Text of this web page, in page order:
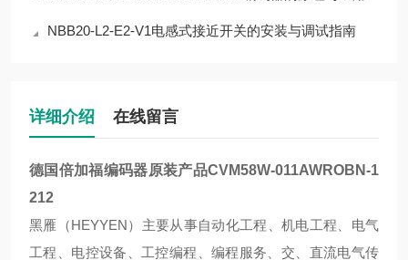
NBB20-L2-E2-V1电感式接近开关的安装与调试指南
详细介绍 在线留言
德国倍加福编码器原装产品CVM58W-011AWROBN-1
212
黑雁（HEYYEN）主要从事自动化工程、机电工程、电气
工程、电控设备、工控编程、编程服务、交、直流电气传